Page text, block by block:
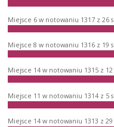
Miejsce 6 w notowaniu 1317 z 26
Miejsce 8 w notowaniu 1316 z 19
Miejsce 14 w notowaniu 1315 z
Miejsce 11 w notowaniu 1314 z 5
Miejsce 14 w notowaniu 1313 z